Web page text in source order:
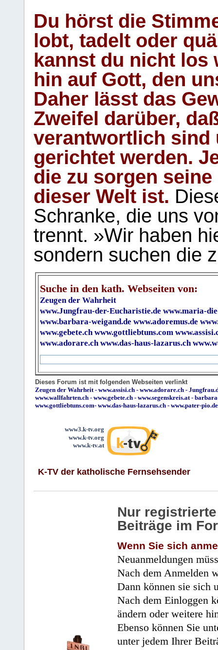
Du hörst die
lobt, tadelt oder
kannst du nicht los
hin auf Gott, den
Daher lässt das
Zweifel darüber,
verantwortlich sind
gerichtet werden.
die zu sorgen
dieser Welt ist.
Schranke, die uns
trennt. »Wir haben
sondern suchen die
Suche in den kath. Webseiten von:
Zeugen der Wahrheit
www.Jungfrau-der-Eucharistie.de www.maria-
www.barbara-weigand.de www.adoremus.de
www.gebete.ch www.gottliebtuns.com
www.adorare.ch www.das-haus-lazarus.ch
Dieses Forum ist mit folgenden Webseiten verlinkt
Zeugen der Wahrheit - www.assisi.ch - www.adorare.ch -
www.wallfahrten.ch - www.gebete.ch - www.segenskreis.at -
www.gottliebtuns.com- www.das-haus-lazarus.ch - www.pater-pio.de
www3.k-tv.org
www.k-tv.org
www.k-tv.at
K-TV der katholische Fernsehsender
Nur
Beiträge im
Wenn Sie sich
Neuanmeldungen
Nach dem Anmelden
Dann können sie sich
Nach dem Einloggen
ändern oder weitere
Ebenso können Sie
unter jedem Ihrer